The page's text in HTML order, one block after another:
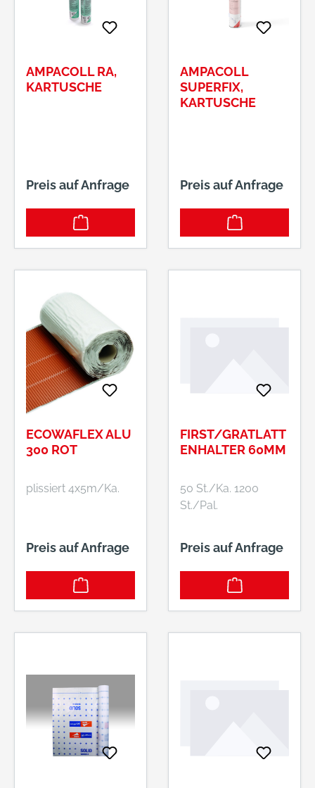
AMPACOLL RA,
KARTUSCHE
Preis auf Anfrage
AMPACOLL
SUPERFIX,
KARTUSCHE
Preis auf Anfrage
ECOWAFLEX ALU
300 ROT
plissiert 4x5m/Ka.
Preis auf Anfrage
FIRST/GRATLATT
ENHALTER 60MM
50 St./Ka. 1200
St./Pal.
Preis auf Anfrage